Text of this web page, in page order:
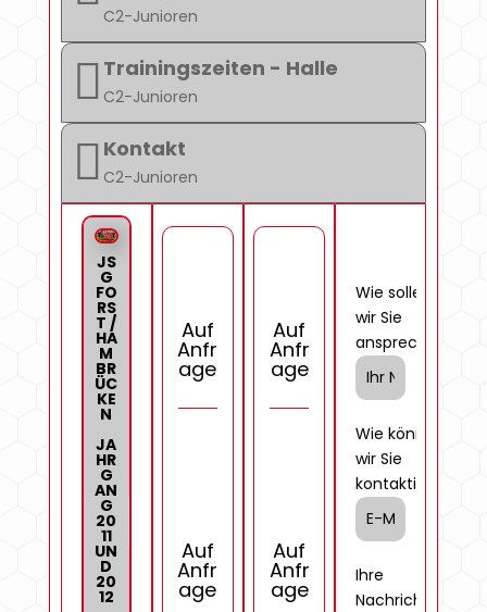
C2-Junioren
 Trainingszeiten - Halle
C2-Junioren
 Kontakt
C2-Junioren
JS
G
FO
RS
T /
HA
M
BR
ÜC
KE
N
JA
HR
G
AN
G
20
11
UN
D
20
12
Auf
Anfr
age
Auf
Anfr
age
Auf
Anfr
age
Auf
Anfr
age
Ihr
Name
Wie sollen
wir Sie
ansprechen?
E-
Mail-
Adresse
Wie können
wir Sie
kontaktieren?
Nachricht
Ihre
Nachricht